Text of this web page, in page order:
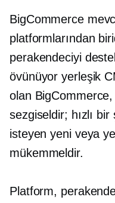
BigCommerce
platformlarından
perakendeciyi
övünüyoryerleşik
olan
sezgiseldir; hızlı
isteyen yeni veya
mükemmeldir.
Platform,